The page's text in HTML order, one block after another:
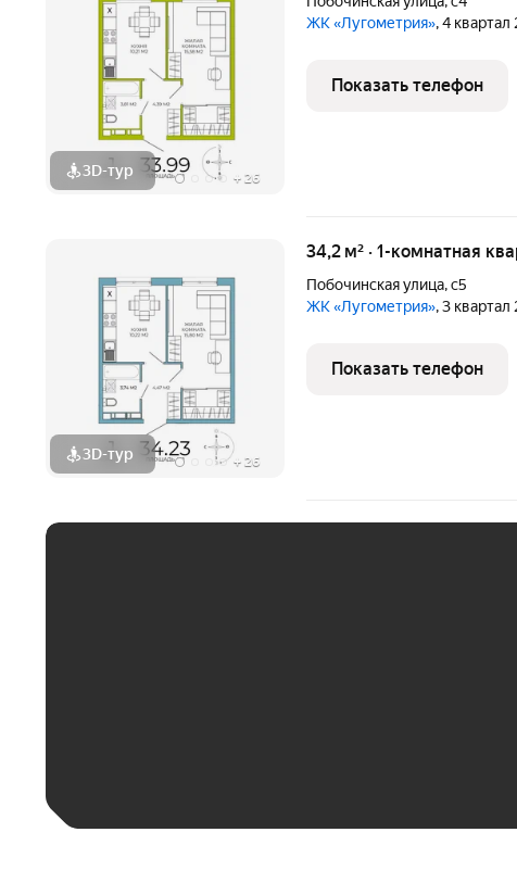
3D-тур + 26
ЖК «Лугометрия», 4
Показать телефон
3D-тур + 26
34,2 м² · 1-комнатная
Побочинская улица,с5
ЖК «Лугометрия», 3
Показать телефон